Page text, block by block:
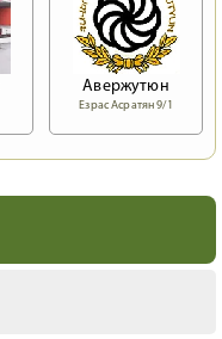
Авержутюн
Езрас Асратян 9/1